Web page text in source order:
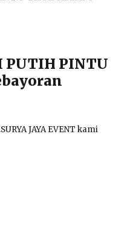
PUTIH PINTU
JAYA EVENT kami